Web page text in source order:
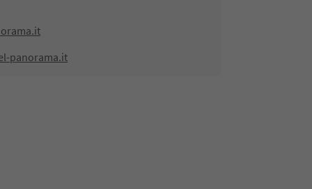
panorama.it